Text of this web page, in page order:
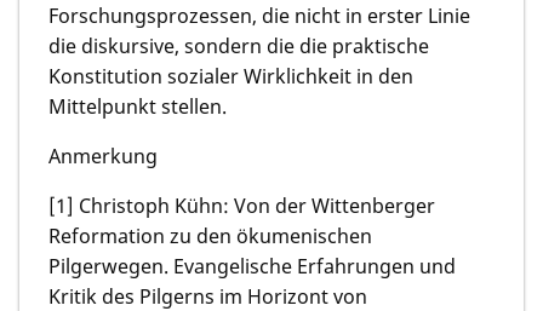
Forschungsprozessen, die nicht in erster Linie
die diskursive, sondern die die praktische
Konstitution sozialer Wirklichkeit in den
Mittelpunkt stellen.
Anmerkung
[1] Christoph Kühn: Von der Wittenberger
Reformation zu den ökumenischen
Pilgerwegen. Evangelische Erfahrungen und
Kritik des Pilgerns im Horizont von